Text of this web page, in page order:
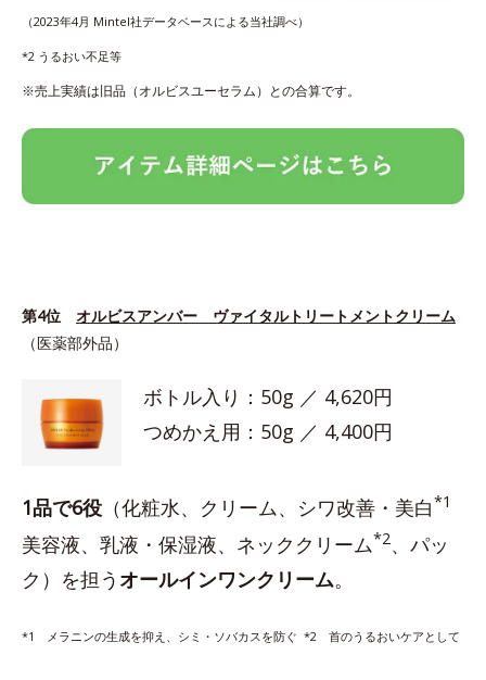
（2023年4月 Mintel社データベースによる当社調べ）
*2 うるおい不足等
※売上実績は旧品（オルビスユーセラム）との合算です。
第4位
オルビスアンバー ヴァイタルトリートメントクリーム
（医薬部外品）
ボトル入り：50g ／ 4,620円
つめかえ用：50g ／ 4,400円
1品で6役 （化粧水、クリーム、シワ改善・美白*1
美容液、乳液・保湿液、ネッククリーム*2、パッ
ク）を担う オールインワンクリーム。
*1 メラニンの生成を抑え、シミ・ソバカスを防ぐ *2 首のうるおいケアとして